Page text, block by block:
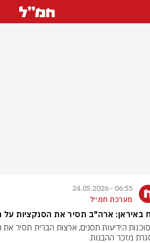
06:55 - 24.05.2026
מערכת חמ״ל
באיראן: ארה"ב תסיר את הסנקציות על